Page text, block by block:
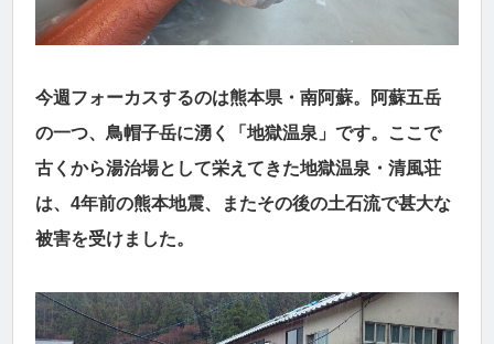
今週フォーカスするのは熊本県・南阿蘇。阿蘇五岳
の一つ、鳥帽子岳に湧く「地獄温泉」です。ここで
古くから湯治場として栄えてきた地獄温泉・清風荘
は、4年前の熊本地震、またその後の土石流で甚大な
被害を受けました。